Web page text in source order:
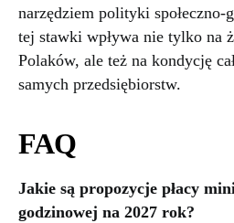
narzędziem polityki społeczno-
tej stawki wpływa nie tylko na
Polaków, ale też na kondycję
samych przedsiębiorstw.
FAQ
Jakie są propozycje płacy
godzinowej na 2027 rok?